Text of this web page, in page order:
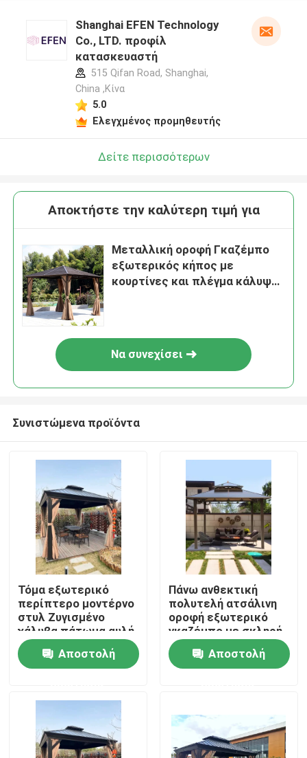
Σπίτι
Περίπου εμείς
Shanghai EFEN Technology
Co., LTD. προφίλ
κατασκευαστή
515 Qifan Road, Shanghai,
China ,Κίνα
5.0
Ελεγχμένος προμηθευτής
Δείτε περισσότερων
Αποκτήστε την καλύτερη τιμή για
Μεταλλική οροφή Γκαζέμπο
εξωτερικός κήπος με
κουρτίνες και πλέγμα κάλυψη
Να συνεχίσει
Συνιστώμενα προϊόντα
Τόμα εξωτερικό
περίπτερο μοντέρνο
στυλ Ζυγισμένο
χάλυβα πάτωμα αυλή
με σχεδιασμό διπλές
στέγεςΑποστολή
Πάνω ανθεκτική
πολυτελή ατσάλινη
οροφή εξωτερικό
γκαζέμπο με σκληρή
μεταλλική οροφή
σκηνή γκαζέμπο
Αποστολή